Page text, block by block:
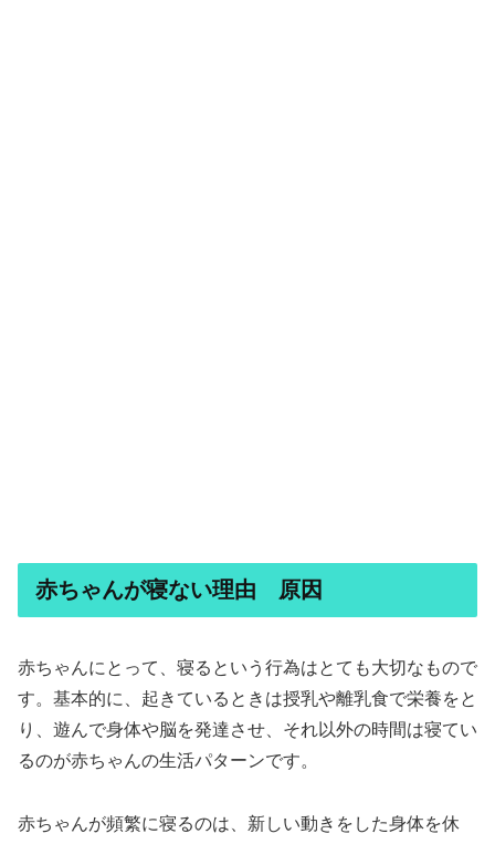
赤ちゃんが寝ない理由 原因
赤ちゃんにとって、寝るという行為はとても大切なもので
す。基本的に、起きているときは授乳や離乳食で栄養をと
り、遊んで身体や脳を発達させ、それ以外の時間は寝てい
るのが赤ちゃんの生活パターンです。
赤ちゃんが頻繁に寝るのは、新しい動きをした身体を休